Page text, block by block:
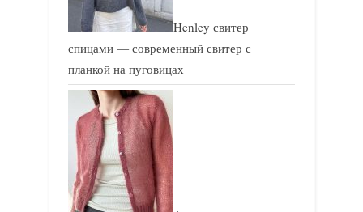
Henley свитер
спицами — современный свитер с
планкой на пуговицах